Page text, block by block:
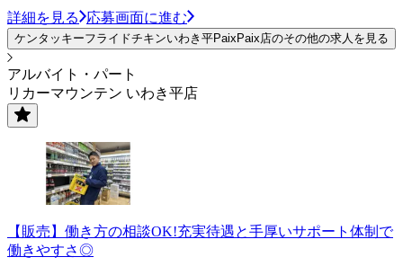
詳細を見る 応募画面に進む
ケンタッキーフライドチキンいわき平PaixPaix店のその他の求人を見る
アルバイト・パート
リカーマウンテン いわき平店
【販売】働き方の相談OK!充実待遇と手厚いサポート体制で
働きやすさ◎